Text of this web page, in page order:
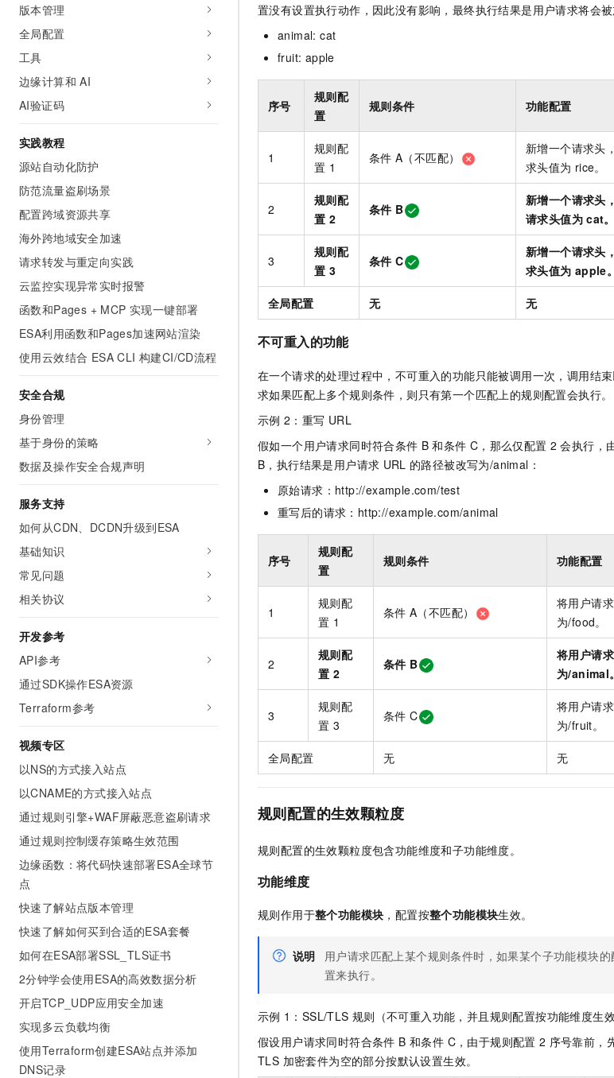
版本管理
全局配置
工具
边缘计算和 AI
AI验证码
实践教程
源站自动化防护
防范流量盗刷场景
配置跨域资源共享
海外跨地域安全加速
请求转发与重定向实践
云监控实现异常实时报警
函数和Pages + MCP 实现一键部署
ESA利用函数和Pages加速网站渲染
使用云效结合 ESA CLI 构建CI/CD流程
安全合规
身份管理
基于身份的策略
数据及操作安全合规声明
服务支持
如何从CDN、DCDN升级到ESA
基础知识
常见问题
相关协议
开发参考
API参考
通过SDK操作ESA资源
Terraform参考
视频专区
以NS的方式接入站点
以CNAME的方式接入站点
通过规则引擎+WAF屏蔽恶意盗刷请求
通过规则控制缓存策略生效范围
边缘函数：将代码快速部署ESA全球节
点
快速了解站点版本管理
快速了解如何买到合适的ESA套餐
如何在ESA部署SSL_TLS证书
2分钟学会使用ESA的高效数据分析
开启TCP_UDP应用安全加速
实现多云负载均衡
使用Terraform创建ESA站点并添加
DNS记录
置没有设置执行动作，因此没有影响，最终执行结果是用户请求将会
animal: cat
fruit: apple
序号
规则配
置
规则条件 功能配置
1
规则配
置 1
条件 A（不匹配）
新增一个请求头
求头值为 rice。
2
规则配
置 2
条件 B
新增一个请求头
请求头值为 cat。
3
规则配
置 3
条件 C
新增一个请求头
求头值为 apple。
全局配置 无 无
不可重入的功能
在一个请求的处理过程中，不可重入的功能只能被调用一次，调用结
求如果匹配上多个规则条件，则只有第一个匹配上的规则配置会执行。
示例 2：重写 URL
假如一个用户请求同时符合条件 B 和条件 C，那么仅配置 2 会执行，
B，执行结果是用户请求 URL 的路径被改写为/animal：
原始请求：http://example.com/test
重写后的请求：http://example.com/animal
序号
规则配
置
规则条件 功能配置
1
规则配
置 1
条件 A（不匹配）
将用户请求
为/food。
2
规则配
置 2
条件 B
将用户请求
为/animal。
3
规则配
置 3
条件 C
将用户请求
为/fruit。
全局配置 无 无
规则配置的生效颗粒度
规则配置的生效颗粒度包含功能维度和子功能维度。
功能维度
规则作用于整个功能模块 ，配置按整个功能模块生效。
说明
用户请求匹配上某个规则条件时，如果某个子功能模块
置来执行。
示例 1：SSL/TLS 规则（不可重入功能，并且规则配置按功能维度生效
假设用户请求同时符合条件 B 和条件 C，由于规则配置 2 序号靠前，
TLS 加密套件为空的部分按默认设置生效。